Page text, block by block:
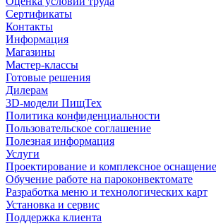
Сертификаты
Контакты
Информация
Магазины
Мастер-классы
Готовые решения
Дилерам
3D-модели ПищТех
Политика конфиденциальности
Пользовательское соглашение
Полезная информация
Услуги
Проектирование и комплексное оснащение
Обучение работе на пароконвектомате
Разработка меню и технологических карт
Установка и сервис
Поддержка клиента